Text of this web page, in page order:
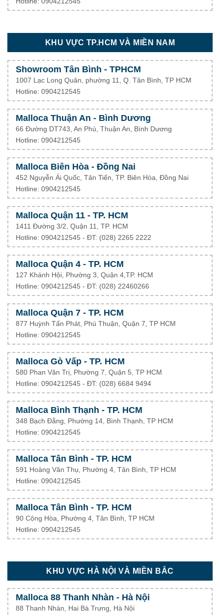
KHU VỰC TP.HCM VÀ MIỀN NAM
Showroom Tân Bình - TPHCM
1007 Lạc Long Quân, phường 11, Q. Tân Bình, TP HCM
Hotline: 0904212545
Malloca Thuận An - Bình Dương
66 Đường DT743, An Phú, Thuận An, Bình Dương
Hotline: 0904212545
Malloca Biên Hòa - Đồng Nai
452 Nguyễn Ái Quốc, Tân Tiến, TP. Biên Hòa, Đồng Nai
Hotline: 0904212545
Malloca Quận 11 - TP. HCM
1411 Đường 3/2, Quận 11, TP. HCM
Hotline: 0904212545 - ĐT: (028) 2265 2222
Malloca Quận 4 - TP. HCM
127 Khánh Hội, Phường 3, Quận 4,TP. HCM
Hotline: 0904212545 - ĐT: (028) 22460266
Malloca Quận 7 - TP. HCM
877 Huỳnh Tấn Phát, Phú Thuận, Quận 7, TP HCM
Hotline: 0904212545
Malloca Gò Vấp - TP. HCM
580 Phan Văn Trị, Phường 7, Quận 5, TP HCM
Hotline: 0904212545 - ĐT: (028) 6684 9494
Malloca Bình Thạnh - TP. HCM
348 Bạch Đằng, Phường 14, Bình Thạnh, TP HCM
Hotline: 0904212545
Malloca Tân Bình - TP. HCM
591 Hoàng Văn Thụ, Phường 4, Tân Bình, TP HCM
Hotline: 0904212545
Malloca Tân Bình - TP. HCM
90 Cộng Hòa, Phường 4, Tân Bình, TP HCM
Hotline: 0904212545
KHU VỰC HÀ NỘI VÀ MIỀN BẮC
Malloca 88 Thanh Nhàn - Hà Nội
88 Thanh Nhàn, Hai Bà Trưng, Hà Nội